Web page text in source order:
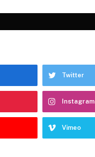
Twitter
Instagram
Vimeo